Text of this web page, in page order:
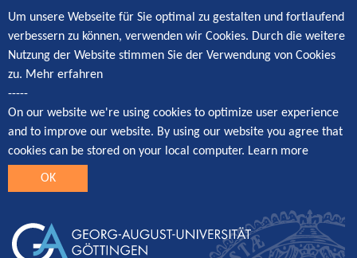
Um unsere Webseite für Sie optimal zu gestalten und fortlaufend
verbessern zu können, verwenden wir Cookies. Durch die weitere
Nutzung der Website stimmen Sie der Verwendung von Cookies
zu. Mehr erfahren
-----
On our website we're using cookies to optimize user experience
and to improve our website. By using our website you agree that
cookies can be stored on your local computer. Learn more
OK